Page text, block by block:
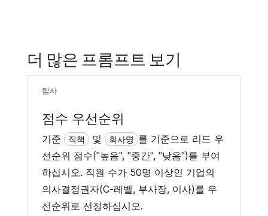
더 많은 프롬프트 보기
탐사
점수 우선순위
기준 직책 및 회사명 를 기준으로 리드 우
선순위 점수("높음", "중간", "낮음")를 부여
하십시오. 직원 수가 50명 이상인 기업의
의사결정권자(C-레벨, 부사장, 이사)를 우
선순위로 선정하십시오.